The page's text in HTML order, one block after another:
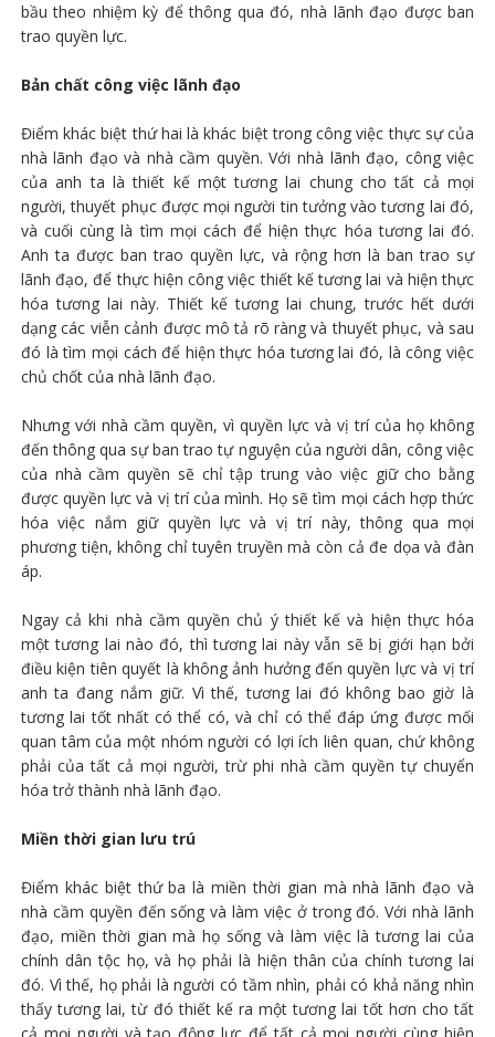
bầu theo nhiệm kỳ để thông qua đó, nhà lãnh đạo được ban
trao quyền lực.
Bản chất công việc lãnh đạo
Điểm khác biệt thứ hai là khác biệt trong công việc thực sự của
nhà lãnh đạo và nhà cầm quyền. Với nhà lãnh đạo, công việc
của anh ta là thiết kế một tương lai chung cho tất cả mọi
người, thuyết phục được mọi người tin tưởng vào tương lai đó,
và cuối cùng là tìm mọi cách để hiện thực hóa tương lai đó.
Anh ta được ban trao quyền lực, và rộng hơn là ban trao sự
lãnh đạo, để thực hiện công việc thiết kế tương lai và hiện thực
hóa tương lai này. Thiết kế tương lai chung, trước hết dưới
dạng các viễn cảnh được mô tả rõ ràng và thuyết phục, và sau
đó là tìm mọi cách để hiện thực hóa tương lai đó, là công việc
chủ chốt của nhà lãnh đạo.
Nhưng với nhà cầm quyền, vì quyền lực và vị trí của họ không
đến thông qua sự ban trao tự nguyện của người dân, công việc
của nhà cầm quyền sẽ chỉ tập trung vào việc giữ cho bằng
được quyền lực và vị trí của mình. Họ sẽ tìm mọi cách hợp thức
hóa việc nắm giữ quyền lực và vị trí này, thông qua mọi
phương tiện, không chỉ tuyên truyền mà còn cả đe dọa và đàn
áp.
Ngay cả khi nhà cầm quyền chủ ý thiết kế và hiện thực hóa
một tương lai nào đó, thì tương lai này vẫn sẽ bị giới hạn bởi
điều kiện tiên quyết là không ảnh hưởng đến quyền lực và vị trí
anh ta đang nắm giữ. Vì thế, tương lai đó không bao giờ là
tương lai tốt nhất có thể có, và chỉ có thể đáp ứng được mối
quan tâm của một nhóm người có lợi ích liên quan, chứ không
phải của tất cả mọi người, trừ phi nhà cầm quyền tự chuyển
hóa trở thành nhà lãnh đạo.
Miền thời gian lưu trú
Điểm khác biệt thứ ba là miền thời gian mà nhà lãnh đạo và
nhà cầm quyền đến sống và làm việc ở trong đó. Với nhà lãnh
đạo, miền thời gian mà họ sống và làm việc là tương lai của
chính dân tộc họ, và họ phải là hiện thân của chính tương lai
đó. Vì thế, họ phải là người có tầm nhìn, phải có khả năng nhìn
thấy tương lai, từ đó thiết kế ra một tương lai tốt hơn cho tất